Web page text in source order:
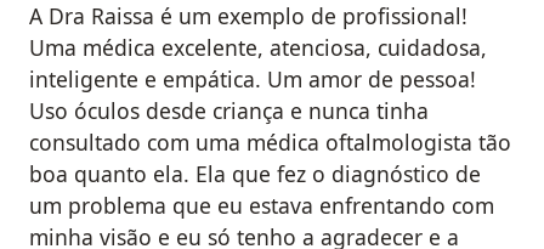
A Dra Raissa é um exemplo de profissional!
Uma médica excelente, atenciosa, cuidadosa,
inteligente e empática. Um amor de pessoa!
Uso óculos desde criança e nunca tinha
consultado com uma médica oftalmologista tão
boa quanto ela. Ela que fez o diagnóstico de
um problema que eu estava enfrentando com
minha visão e eu só tenho a agradecer e a